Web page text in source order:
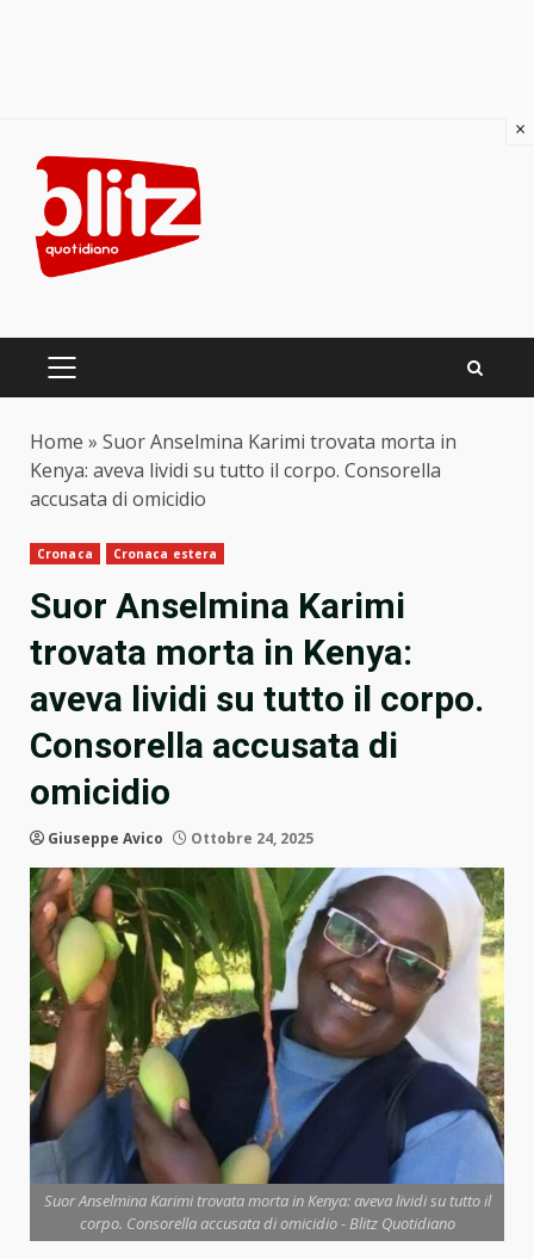
content
PRIMARY
Home » Suor Anselmina Karimi trovata morta in
Kenya: aveva lividi su tutto il corpo. Consorella
accusata di omicidio
Cronaca Cronaca estera
Suor Anselmina Karimi
trovata morta in Kenya:
aveva lividi su tutto il corpo.
Consorella accusata di
omicidio
Giuseppe Avico Ottobre 24, 2025
Suor Anselmina Karimi trovata morta in Kenya: aveva lividi su tutto il
corpo. Consorella accusata di omicidio - Blitz Quotidiano
×